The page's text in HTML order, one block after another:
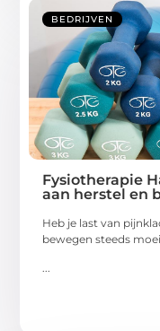
BEDRIJVEN
Fysiotherapie
aan herstel en
Heb je last van
bewegen steeds
...